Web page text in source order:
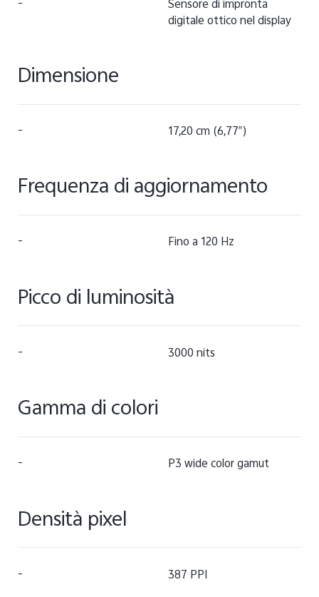
-
Sensore di impronta
digitale ottico nel display
Dimensione
- 17,20 cm (6,77″)
Frequenza di aggiornamento
- Fino a 120 Hz
Picco di luminosità
- 3000 nits
Gamma di colori
- P3 wide color gamut
Densità pixel
- 387 PPI